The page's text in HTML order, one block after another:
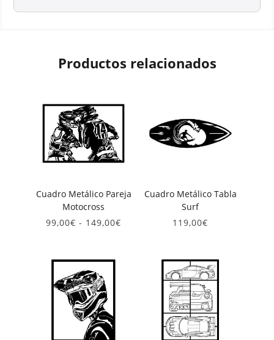
Productos relacionados
Cuadro Metálico Pareja
Motocross
99,00€ - 149,00€
Cuadro Metálico Tabla
Surf
119,00€